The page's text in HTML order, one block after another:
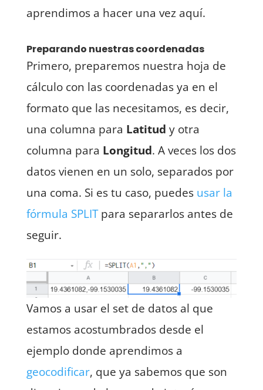
aprendimos a hacer una vez aquí.
Preparando nuestras coordenadas
Primero, preparemos nuestra hoja de
cálculo con las coordenadas ya en el
formato que las necesitamos, es decir,
una columna para Latitud y otra
columna para Longitud. A veces los dos
datos vienen en un solo, separados por
una coma. Si es tu caso, puedes usar la
fórmula SPLITpara separarlos antes de
seguir.
Vamos a usar el set de datos al que
estamos acostumbrados desde el
ejemplo donde aprendimos a
geocodificar, que ya sabemos que son